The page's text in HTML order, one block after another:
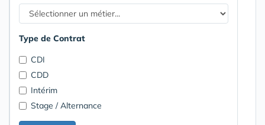
Type de Contrat
CDI
CDD
Intérim
Stage / Alternance